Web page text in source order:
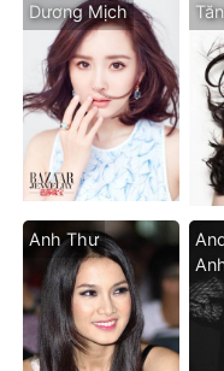
Dương Mịch
Anh Thư